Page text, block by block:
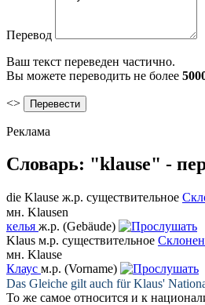
Перевод
Ваш текст переведен частично.
Вы можете переводить не более
<>
Реклама
Словарь: "klause" -
die Klause ж.р. существительное
мн. Klausen
келья ж.р. (Gebäude)
Klaus м.р. существительное
мн. Klause
Клаус м.р. (Vorname)
Das Gleiche gilt auch fürKlaus'
То же самое относится и к